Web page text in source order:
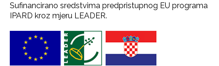
Sufinancirano sredstvima predpristupnog EU programa
IPARD kroz mjeru LEADER.